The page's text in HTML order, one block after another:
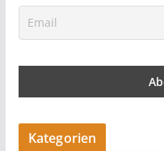
Kategorien